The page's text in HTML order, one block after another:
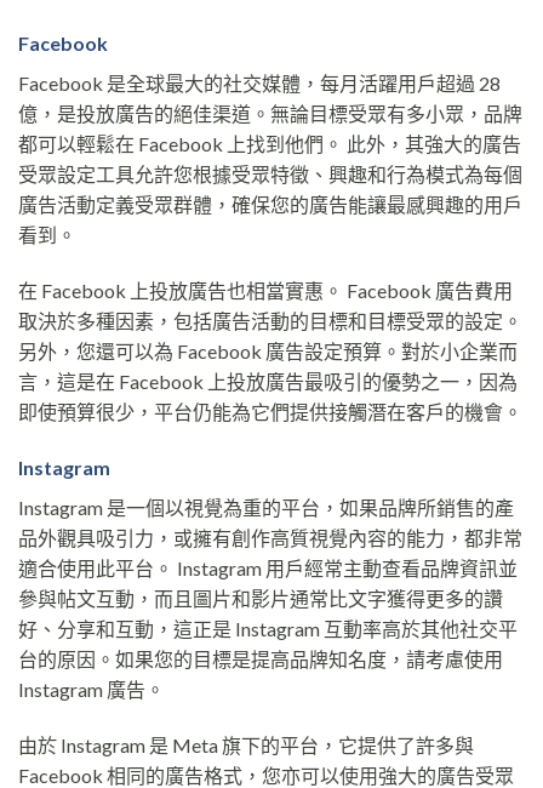
Facebook
Facebook 是全球最大的社交媒體，每月活躍用戶超過 28
億，是投放廣告的絕佳渠道。無論目標受眾有多小眾，品牌
都可以輕鬆在 Facebook 上找到他們。 此外，其強大的廣告
受眾設定工具允許您根據受眾特徵、興趣和行為模式為每個
廣告活動定義受眾群體，確保您的廣告能讓最感興趣的用戶
看到。
在 Facebook 上投放廣告也相當實惠。 Facebook 廣告費用
取決於多種因素，包括廣告活動的目標和目標受眾的設定。
另外，您還可以為 Facebook 廣告設定預算。對於小企業而
言，這是在 Facebook 上投放廣告最吸引的優勢之一，因為
即使預算很少，平台仍能為它們提供接觸潛在客戶的機會。
Instagram
Instagram 是一個以視覺為重的平台，如果品牌所銷售的產
品外觀具吸引力，或擁有創作高質視覺內容的能力，都非常
適合使用此平台。 Instagram 用戶經常主動查看品牌資訊並
參與帖文互動，而且圖片和影片通常比文字獲得更多的讚
好、分享和互動，這正是 Instagram 互動率高於其他社交平
台的原因。如果您的目標是提高品牌知名度，請考慮使用
Instagram 廣告。
由於 Instagram 是 Meta 旗下的平台，它提供了許多與
Facebook 相同的廣告格式，您亦可以使用強大的廣告受眾